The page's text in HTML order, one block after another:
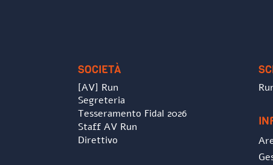
SOCIETÀ
[AV] Run
Segreteria
Tesseramento Fidal 2026
Staff AV Run
Direttivo